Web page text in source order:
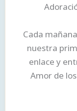
Cada
nuestra
enlace y
Amor de